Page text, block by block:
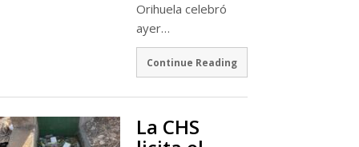
Orihuela celebró
ayer…
Continue Reading
La CHS